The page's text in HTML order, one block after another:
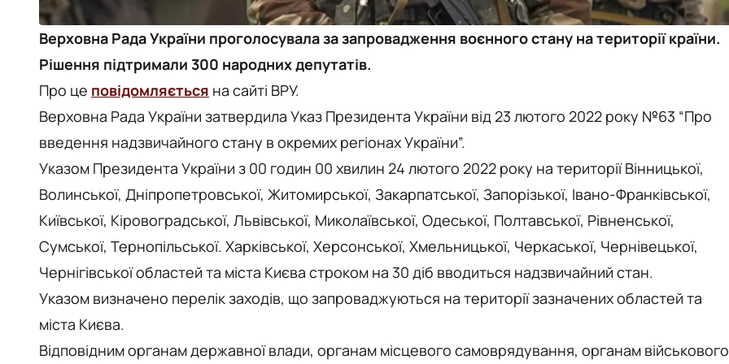
Верховна Рада України проголосувала за запровадження воєнного стану на території країни.
Рішення підтримали 300 народних депутатів.
Про це повідомляється на сайті ВРУ.
Верховна Рада України затвердила Указ Президента України від 23 лютого 2022 року №63 “Про
введення надзвичайного стану в окремих регіонах України”.
Указом Президента України з 00 годин 00 хвилин 24 лютого 2022 року на території Вінницької,
Волинської, Дніпропетровської, Житомирської, Закарпатської, Запорізької, Івано-Франківської,
Київської, Кіровоградської, Львівської, Миколаївської, Одеської, Полтавської, Рівненської,
Сумської, Тернопільської. Харківської, Херсонської, Хмельницької, Черкаської, Чернівецької,
Чернігівської областей та міста Києва строком на 30 діб вводиться надзвичайний стан.
Указом визначено перелік заходів, що запроваджуються на території зазначених областей та
міста Києва.
Відповідним органам державної влади, органам місцевого самоврядування, органам військового